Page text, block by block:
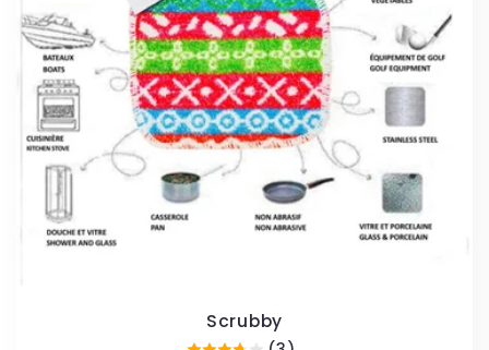
Scrubby